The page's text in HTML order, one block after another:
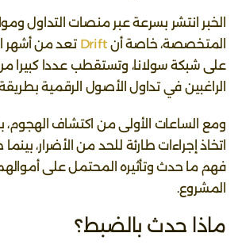
الخبر انتشر بسرعة عبر منصات التداول
المتخصصة، خاصة أن Drift تعد من أشهر
على شبكة سولانا، وتستقطب عددا كبيرا
الراغبين في تداول الأصول الرقمية
ومع الساعات الأولى من اكتشاف
اتخاذ إجراءات طارئة للحد من الأضرار،
فهم ما حدث وتأثيره المحتمل على
المشروع.
ماذا حدث بالضبط؟